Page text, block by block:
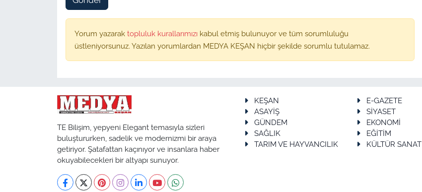
Yorum yazarak topluluk kurallarımızı kabul etmiş bulunuyor ve tüm sorumluluğu
üstleniyorsunuz. Yazılan yorumlardan MEDYA KEŞAN hiçbir şekilde sorumlu tutulamaz.
TE Bilişim, yepyeni Elegant temasıyla sizleri
buluştururken, sadelik ve modernizmi bir araya
getiriyor. Şatafattan kaçınıyor ve insanlara haber
okuyabilecekleri bir altyapı sunuyor.
KEŞAN
E-GAZETE
ASAYİŞ
SİYASET
GÜNDEM
EKONOMİ
SAĞLIK
EĞİTİM
TARIM VE HAYVANCILIK
KÜLTÜR SANAT